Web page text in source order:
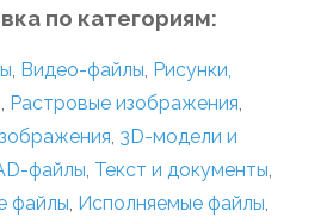
по категориям:
, Видео-файлы, Рисунки,
, Растровые изображения,
, 3D-модели и
файлы, Текст и документы,
файлы, Исполняемые файлы,